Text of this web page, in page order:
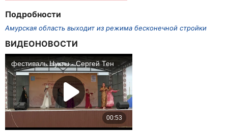
Подробности
Амурская область выходит из режима бесконечной стройки
ВИДЕОНОВОСТИ